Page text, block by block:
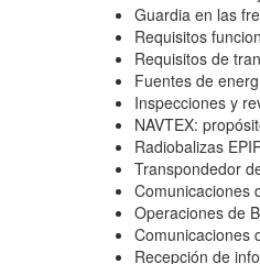
Guardia en las
Requisitos
Requisitos de
Fuentes de
Inspecciones y
NAVTEX:
Radiobalizas
Transpondedor
Comunicaciones
Operaciones de
Comunicaciones
Recepción de